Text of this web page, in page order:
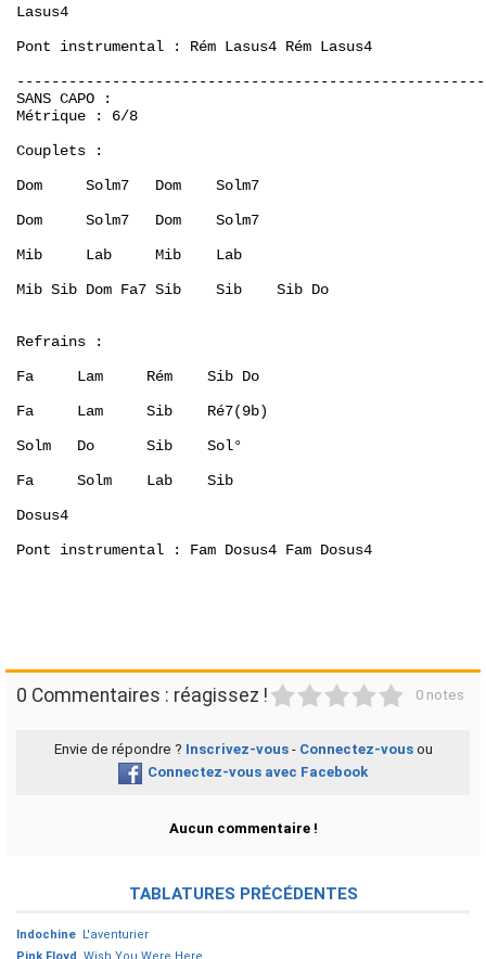
Lasus4
Pont instrumental : Rém Lasus4 Rém Lasus4
SANS CAPO :
Métrique : 6/8
Couplets :
Dom     Solm7   Dom    Solm7
Dom     Solm7   Dom    Solm7
Mib     Lab     Mib    Lab
Mib Sib Dom Fa7 Sib    Sib    Sib Do
Refrains :
Fa     Lam     Rém    Sib Do
Fa     Lam     Sib    Ré7(9b)
Solm   Do      Sib    Sol°
Fa     Solm    Lab    Sib
Dosus4
Pont instrumental : Fam Dosus4 Fam Dosus4
0 Commentaires : réagissez ! 0 notes
Envie de répondre ? Inscrivez-vous- Connectez-vousou
Connectez-vous avec Facebook
Aucun commentaire !
TABLATURES PRÉCÉDENTES
Indochine L'aventurier